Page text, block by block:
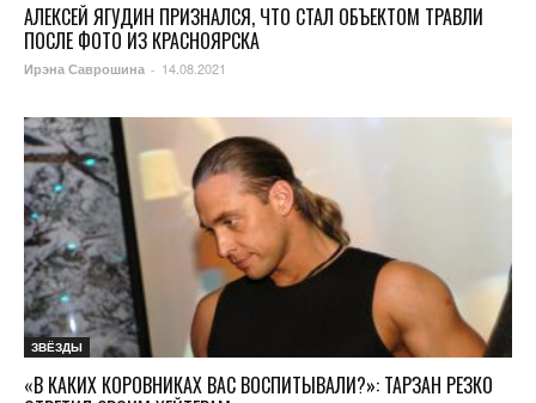
АЛЕКСЕЙ ЯГУДИН ПРИЗНАЛСЯ, ЧТО СТАЛ ОБЪЕКТОМ ТРАВЛИ
ПОСЛЕ ФОТО ИЗ КРАСНОЯРСКА
Ирэна Саврошина - 14.08.2021
ЗВЁЗДЫ
«В КАКИХ КОРОВНИКАХ ВАС ВОСПИТЫВАЛИ?»: ТАРЗАН РЕЗКО